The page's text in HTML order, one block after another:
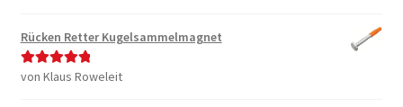
Rücken Retter Kugelsammelmagnet
Bewertet mit
von Klaus Roweleit